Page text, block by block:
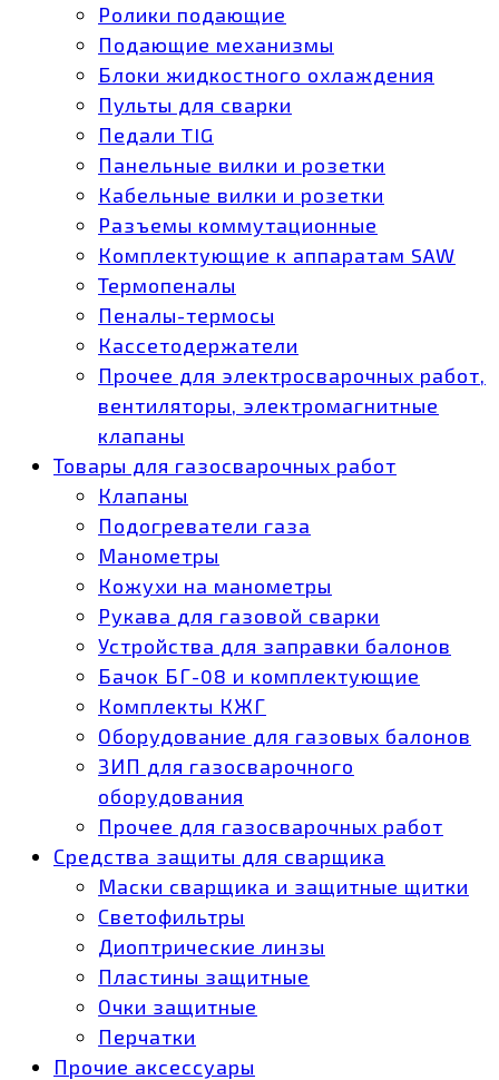
Ролики подающие
Подающие механизмы
Блоки жидкостного охлаждения
Пульты для сварки
Педали TIG
Панельные вилки и розетки
Кабельные вилки и розетки
Разъемы коммутационные
Комплектующие к аппаратам SAW
Термопеналы
Пеналы-термосы
Кассетодержатели
Прочее для электросварочных работ,
вентиляторы, электромагнитные
клапаны
Товары для газосварочных работ
Клапаны
Подогреватели газа
Манометры
Кожухи на манометры
Рукава для газовой сварки
Устройства для заправки балонов
Бачок БГ-08 и комплектующие
Комплекты КЖГ
Оборудование для газовых балонов
ЗИП для газосварочного
оборудования
Прочее для газосварочных работ
Средства защиты для сварщика
Маски сварщика и защитные щитки
Светофильтры
Диоптрические линзы
Пластины защитные
Очки защитные
Перчатки
Прочие аксессуары